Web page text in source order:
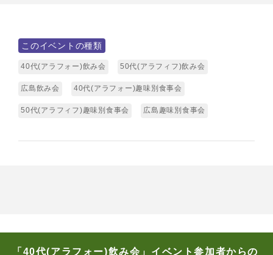
このイベントの種類
40代(アラフォー)飲み会 50代(アラフィフ)飲み会
広島飲み会 40代(アラフォー)趣味別食事会
50代(アラフィフ)趣味別食事会 広島趣味別食事会
「40代(アラフォー)飲み会」イベント参加者からの